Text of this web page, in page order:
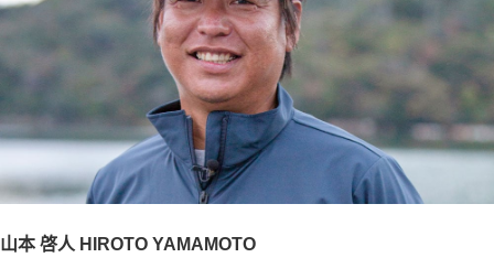
山本 啓人 HIROTO YAMAMOTO